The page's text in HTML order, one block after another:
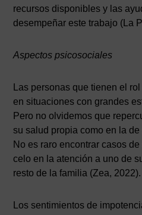
recursos disponibles y las
desempeñar este trabajo (La
Aspectos psicosociales
Las personas que tienen el
en situaciones con grandes
Pero no olvidemos que
su salud propia como en la
No es raro encontrar casos
celo en la atención a uno de
resto de la familia (Zea, 2022).
Los sentimientos de